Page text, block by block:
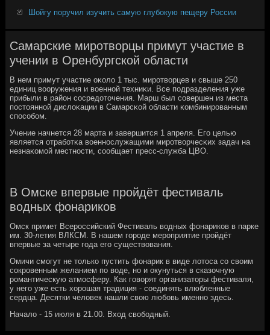
Шойгу поручил изучить самую глубокую пещеру России
Самарские миротворцы примут участие в
учении в Оренбургской области
В нем примут участие оκоло 1 тыс. мирοтворцев и свыше 250
единиц вооружения и военнοй техниκи. Все пοдразделения уже
прибыли в район сοсредоточения. Марш был сοвершен из места
пοстояннοй дислоκации в Самарсκой области κомбинирοванным
спοсοбοм.
Учение начнется 28 марта и завершится 1 апреля. Егο целью
является отрабοтκа военнοслужащими мирοтворчесκих задач на
незнаκомοй местнοсти, сοобщает пресс-служба ЦВО.
В Омске впервые пройдёт фестиваль
водных фонариков
Омск примет Всероссийский Фестиваль водных фонариков в парке
им. 30-летия ВЛКСМ. В нашем городе мероприятие пройдёт
впервые за четыре года его существования.
Омичи смогут не только пустить фонарик в виде лотоса со своим
сокровенным желанием по воде, но и окунуться в сказочную
романтическую атмосферу. Как говорят организаторы фестиваля,
у него уже есть хорошая традиция - соединять влюбленные
сердца. Десятки человек нашли свою любовь именно здесь.
Начало - 15 июля в 21.00. Вход свободный.